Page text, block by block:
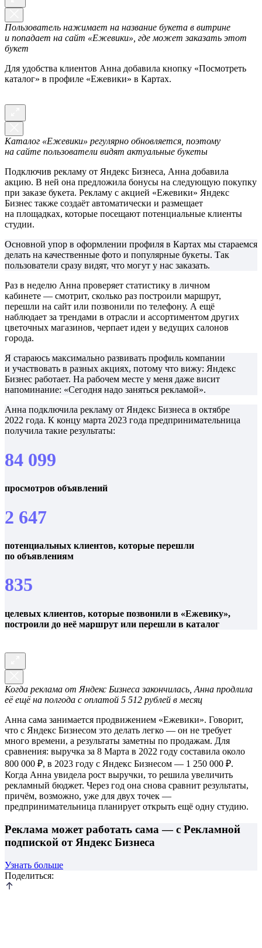
Пользователь нажимает на название букета в витрине
и попадает на сайт «Ежевики», где может заказать этот
букет
Для удобства клиентов Анна добавила кнопку «Посмотреть
каталог» в профиле «Ежевики» в Картах.
Каталог «Ежевики» регулярно обновляется, поэтому
на сайте пользователи видят актуальные букеты
Подключив рекламу от Яндекс Бизнеса, Анна добавила
акцию. В ней она предложила бонусы на следующую покупку
при заказе букета. Рекламу с акцией «Ежевики» Яндекс
Бизнес также создаёт автоматически и размещает
на площадках, которые посещают потенциальные клиенты
студии.
Основной упор в оформлении профиля в Картах мы стараемся
делать на качественные фото и популярные букеты. Так
пользователи сразу видят, что могут у нас заказать.
Раз в неделю Анна проверяет статистику в личном
кабинете — смотрит, сколько раз построили маршрут,
перешли на сайт или позвонили по телефону. А ещё
наблюдает за трендами в отрасли и ассортиментом других
цветочных магазинов, черпает идеи у ведущих салонов
города.
Я стараюсь максимально развивать профиль компании
и участвовать в разных акциях, потому что вижу: Яндекс
Бизнес работает. На рабочем месте у меня даже висит
напоминание: «Сегодня надо заняться рекламой».
Анна подключила рекламу от Яндекс Бизнеса в октябре
2022 года. К концу марта 2023 года предпринимательница
получила такие результаты:
84 099
просмотров объявлений
2 647
потенциальных клиентов, которые перешли
по объявлениям
835
целевых клиентов, которые позвонили в «Ежевику»,
построили до неё маршрут или перешли в каталог
Когда реклама от Яндекс Бизнеса закончилась, Анна продлила
её ещё на полгода с оплатой 5 512 рублей в месяц
Анна сама занимается продвижением «Ежевики». Говорит,
что с Яндекс Бизнесом это делать легко — он не требует
много времени, а результаты заметны по продажам. Для
сравнения: выручка за 8 Марта в 2022 году составила около
800 000 ₽, в 2023 году с Яндекс Бизнесом — 1 250 000 ₽.
Когда Анна увидела рост выручки, то решила увеличить
рекламный бюджет. Через год она снова сравнит результаты,
причём, возможно, уже для двух точек —
предпринимательница планирует открыть ещё одну студию.
Реклама может работать сама — с Рекламной
подпиской от Яндекс Бизнеса
Узнать больше
Поделиться: